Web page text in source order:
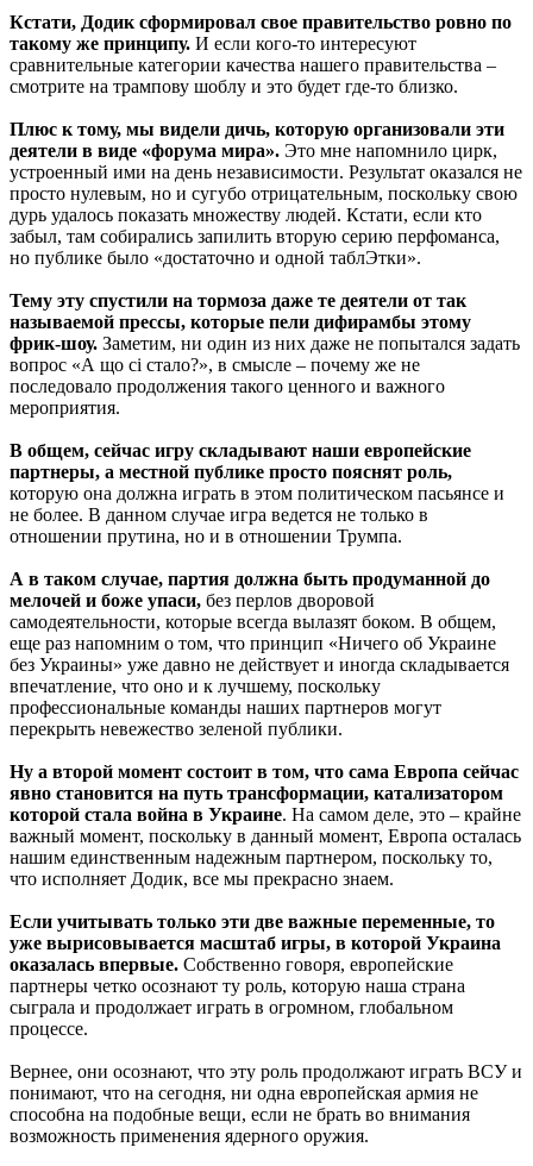
Кстати, Додик сформировал свое правительство ровно по
такому же принципу. И если кого-то интересуют
сравнительные категории качества нашего правительства –
смотрите на трампову шоблу и это будет где-то близко.
Плюс к тому, мы видели дичь, которую организовали эти
деятели в виде «форума мира». Это мне напомнило цирк,
устроенный ими на день независимости. Результат оказался не
просто нулевым, но и сугубо отрицательным, поскольку свою
дурь удалось показать множеству людей. Кстати, если кто
забыл, там собирались запилить вторую серию перфоманса,
но публике было «достаточно и одной таблЭтки».
Тему эту спустили на тормоза даже те деятели от так
называемой прессы, которые пели дифирамбы этому
фрик-шоу. Заметим, ни один из них даже не попытался задать
вопрос «А що сі стало?», в смысле – почему же не
последовало продолжения такого ценного и важного
мероприятия.
В общем, сейчас игру складывают наши европейские
партнеры, а местной публике просто пояснят роль,
которую она должна играть в этом политическом пасьянсе и
не более. В данном случае игра ведется не только в
отношении прутина, но и в отношении Трумпа.
А в таком случае, партия должна быть продуманной до
мелочей и боже упаси, без перлов дворовой
самодеятельности, которые всегда вылазят боком. В общем,
еще раз напомним о том, что принцип «Ничего об Украине
без Украины» уже давно не действует и иногда складывается
впечатление, что оно и к лучшему, поскольку
профессиональные команды наших партнеров могут
перекрыть невежество зеленой публики.
Ну а второй момент состоит в том, что сама Европа сейчас
явно становится на путь трансформации, катализатором
которой стала война в Украине. На самом деле, это – крайне
важный момент, поскольку в данный момент, Европа осталась
нашим единственным надежным партнером, поскольку то,
что исполняет Додик, все мы прекрасно знаем.
Если учитывать только эти две важные переменные, то
уже вырисовывается масштаб игры, в которой Украина
оказалась впервые. Собственно говоря, европейские
партнеры четко осознают ту роль, которую наша страна
сыграла и продолжает играть в огромном, глобальном
процессе.
Вернее, они осознают, что эту роль продолжают играть ВСУ и
понимают, что на сегодня, ни одна европейская армия не
способна на подобные вещи, если не брать во внимания
возможность применения ядерного оружия.